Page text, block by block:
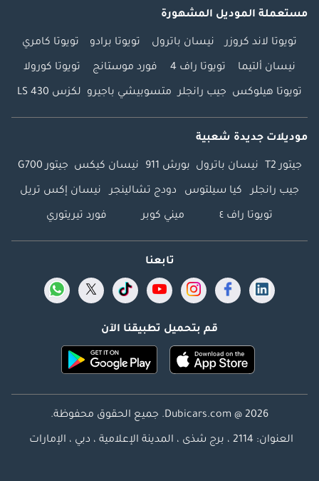
مستعملة الموديل المشهورة
تويوتا لاند كروزر نيسان باترول تويوتا برادو تويوتا كامري
نيسان ألتيما تويوتا راف 4 فورد موستانج تويوتا كورولا
تويوتا هيلوكس جيب رانجلر متسوبيشي باجيرو لكزس LS 430
موديلات جديدة شعبية
جيتور T2 نيسان باترول بورش 911 نيسان كيكس جيتور G700
جيب رانجلر كيا سيلتوس دودج تشالينجر نيسان إكس تريل
تويوتا راف ٤ ميني كوبر فورد تيريتوري
تابعنا
قم بتحميل تطبيقنا الآن
Dubicars.com @ 2026. جميع الحقوق محفوظة.
العنوان: 2114 ، برج شذى ، المدينة الإعلامية ، دبي ، الإمارات